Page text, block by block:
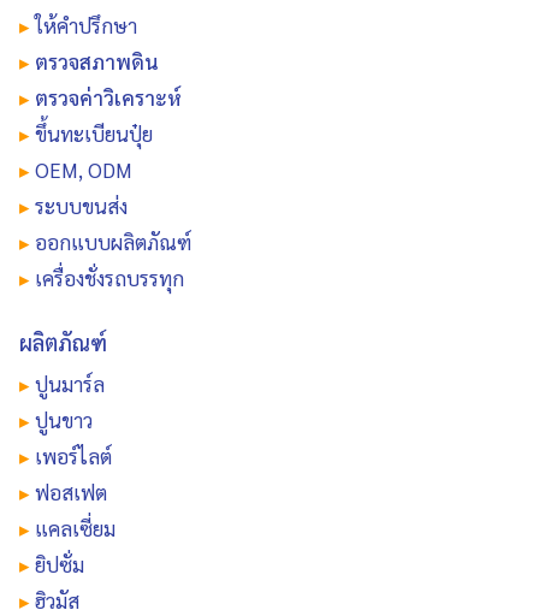
▸ให้คำปรึกษา
▸ ตรวจสภาพดิน
▸ ตรวจค่าวิเคราะห์
▸ขึ้นทะเบียนปุ๋ย
▸OEM, ODM
▸ระบบขนส่ง
▸ ออกแบบผลิตภัณฑ์
▸ เครื่องชั่งรถบรรทุก
ผลิตภัณฑ์
▸ปูนมาร์ล
▸ปูนขาว
▸ เพอร์ไลต์
▸ฟอสเฟต
▸ แคลเซี่ยม
▸ยิปซั่ม
▸ฮิวมัส